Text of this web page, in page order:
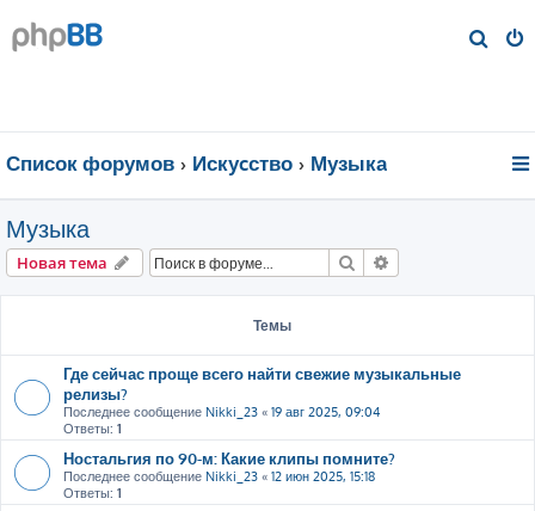
Список форумов Искуcство Музыка
Музыка
Новая тема Поиск
Темы
Где сейчас проще всего найти свежие музыкальные
релизы?
Последнее сообщение Nikki_23 « 19 авг 2025, 09:04
Ответы: 1
Ностальгия по 90-м: Какие клипы помните?
Последнее сообщение Nikki_23 « 12 июн 2025, 15:18
Ответы: 1